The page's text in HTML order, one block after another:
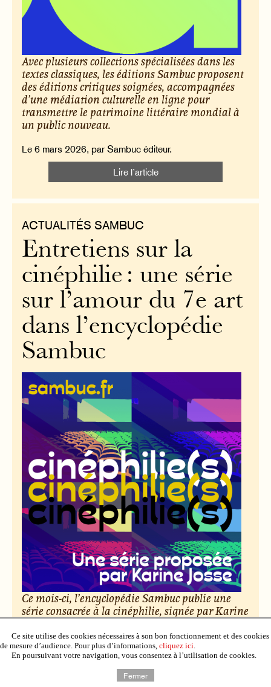
Avec plusieurs collections spécialisées dans les
textes classiques, les éditions Sambuc proposent
des éditions critiques soignées, accompagnées
d’une médiation culturelle en ligne pour
transmettre le patrimoine littéraire mondial à
un public nouveau.
Le 6 mars 2026, par Sambuc éditeur.
Lire l’article
ACTUALITÉS SAMBUC
Entretiens sur la
cinéphilie : une série
sur l’amour du 7e art
dans l’encyclopédie
Sambuc
Ce mois-ci, l’encyclopédie Sambuc publie une
série consacrée à la cinéphilie, signée par Karine
Josse. Des salles obscures aux vidéo-clubs,
découvrez cent nuances d’amour du cinéma.
Le 6 février 2026, par Raphaël Deuff.
Lire l’article
Ce site utilise des cookies nécessaires à son bon fonctionnement et des cookies
de mesure d’audience. Pour plus d’informations, cliquez ici.
En poursuivant votre navigation, vous consentez à l’utilisation de cookies.
Fermer